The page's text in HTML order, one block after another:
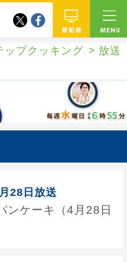
番組
twitterfacebook
ップクッキング
放送
28日放送
ンケーキ（4月28日